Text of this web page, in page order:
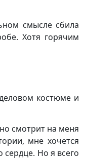
смысле сбила
Хотя горячим
костюме и
смотрит на меня
мне хочется
сердце. Но я всего